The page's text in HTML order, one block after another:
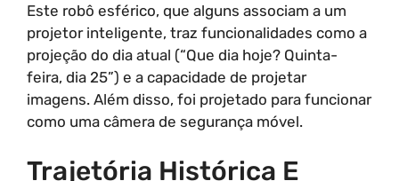
Este robô esférico, que alguns associam a um
projetor inteligente, traz funcionalidades como a
projeção do dia atual (“Que dia hoje? Quinta-
feira, dia 25”) e a capacidade de projetar
imagens. Além disso, foi projetado para funcionar
como uma câmera de segurança móvel.
Trajetória Histórica E